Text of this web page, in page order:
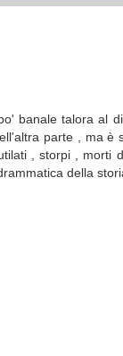
banale talora al
parte , ma
, storpi , morti
della